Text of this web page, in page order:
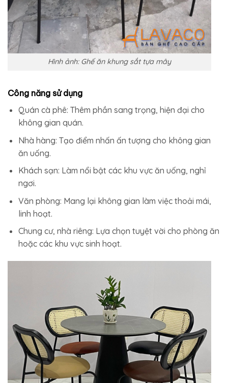
Hình ảnh: Ghế ăn khung sắt tựa mây
Công năng sử dụng
Quán cà phê: Thêm phần sang trọng, hiện đại cho
không gian quán.
Nhà hàng: Tạo điểm nhấn ấn tượng cho không gian
ăn uống.
Khách sạn: Làm nổi bật các khu vực ăn uống, nghỉ
ngơi.
Văn phòng: Mang lại không gian làm việc thoải mái,
linh hoạt.
Chung cư, nhà riêng: Lựa chọn tuyệt vời cho phòng ăn
hoặc các khu vực sinh hoạt.